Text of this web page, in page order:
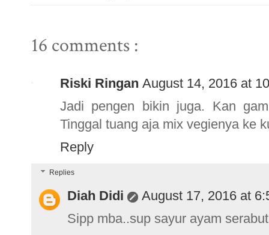
16 comments :
Riski Ringan August 14, 2016 at
Jadi pengen bikin juga. Kan
Tinggal tuang aja mix vegienya ke
Reply
Replies
Diah Didi
August 17, 2016 at
Sipp mba..sup sayur ayam